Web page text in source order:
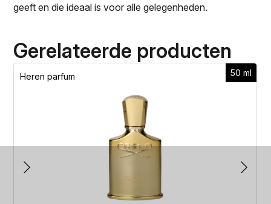
geeft en die ideaal is voor alle gelegenheden.
Gerelateerde producten
50 ml
Heren parfum